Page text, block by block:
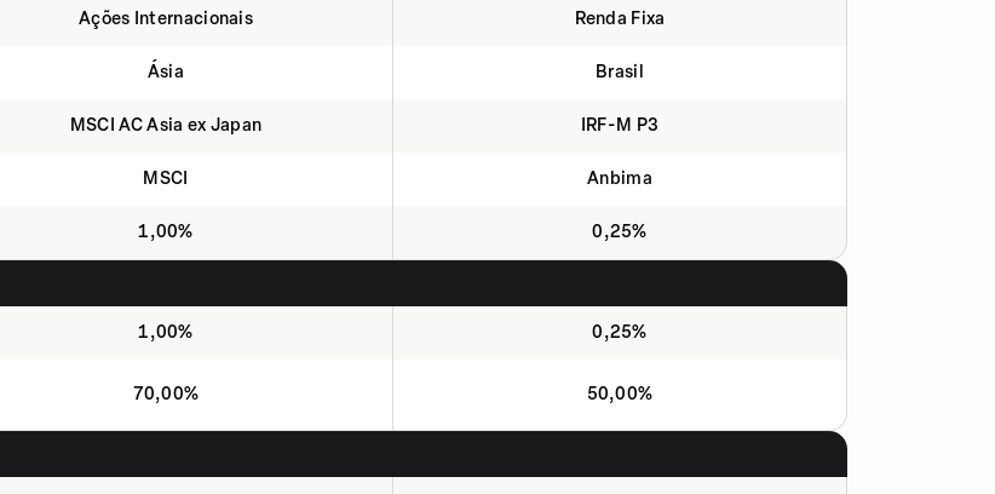
Ações Internacionais Renda Fixa
Ásia Brasil
MSCI AC Asia ex Japan IRF-M P3
MSCI Anbima
1,00% 0,25%
1,00% 0,25%
70,00% 50,00%